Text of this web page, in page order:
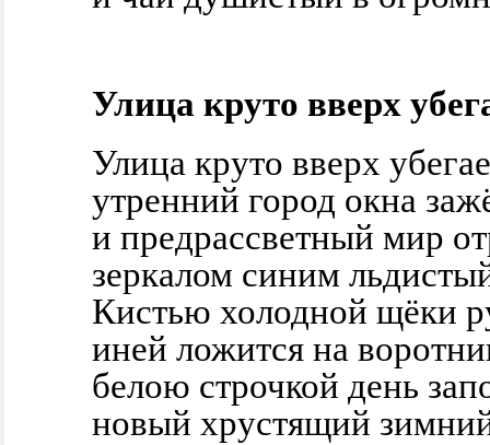
Улица круто вверх
Улица круто вверх
утренний город окна
и предрассветный мир
зеркалом синим
Кистью холодной щёки
иней ложится на
белою строчкой день
новый хрустящий